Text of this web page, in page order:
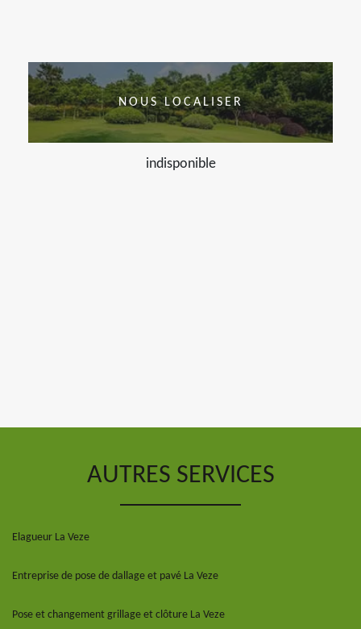
NOUS LOCALISER
indisponible
AUTRES SERVICES
Elagueur La Veze
Entreprise de pose de dallage et pavé La Veze
Pose et changement grillage et clôture La Veze